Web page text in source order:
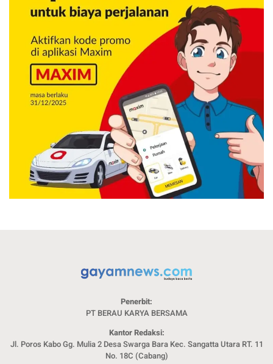
Penerbit:
PT BERAU KARYA BERSAMA
Kantor Redaksi:
Jl. Poros Kabo Gg. Mulia 2 Desa Swarga Bara Kec. Sangatta Utara RT. 11
No. 18C (Cabang)